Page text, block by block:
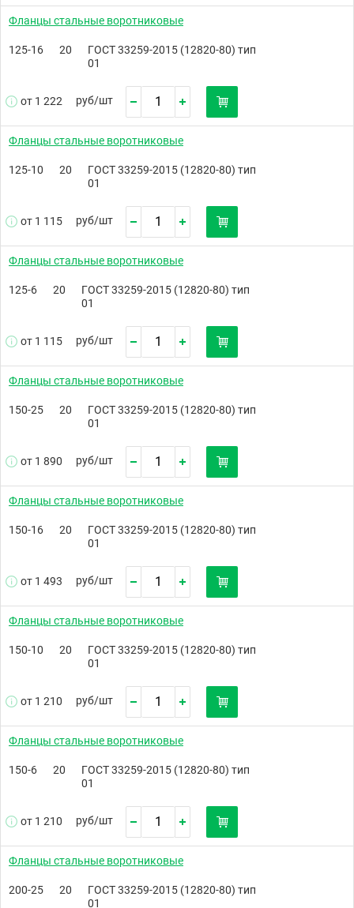
Фланцы стальные воротниковые
125-16 20
ГОСТ 33259-2015 (12820-80) тип
01
от 1 222 руб/шт
Фланцы стальные воротниковые
125-10 20
ГОСТ 33259-2015 (12820-80) тип
01
от 1 115 руб/шт
Фланцы стальные воротниковые
125-6 20
ГОСТ 33259-2015 (12820-80) тип
01
от 1 115 руб/шт
Фланцы стальные воротниковые
150-25 20
ГОСТ 33259-2015 (12820-80) тип
01
от 1 890 руб/шт
Фланцы стальные воротниковые
150-16 20
ГОСТ 33259-2015 (12820-80) тип
01
от 1 493 руб/шт
Фланцы стальные воротниковые
150-10 20
ГОСТ 33259-2015 (12820-80) тип
01
от 1 210 руб/шт
Фланцы стальные воротниковые
150-6 20
ГОСТ 33259-2015 (12820-80) тип
01
от 1 210 руб/шт
Фланцы стальные воротниковые
200-25 20
ГОСТ 33259-2015 (12820-80) тип
01